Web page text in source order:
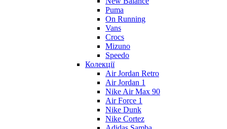
Puma
On Running
Vans
Crocs
Mizuno
Speedo
Колекції
Air Jordan Retro
Air Jordan 1
Nike Air Max 90
Air Force 1
Nike Dunk
Nike Cortez